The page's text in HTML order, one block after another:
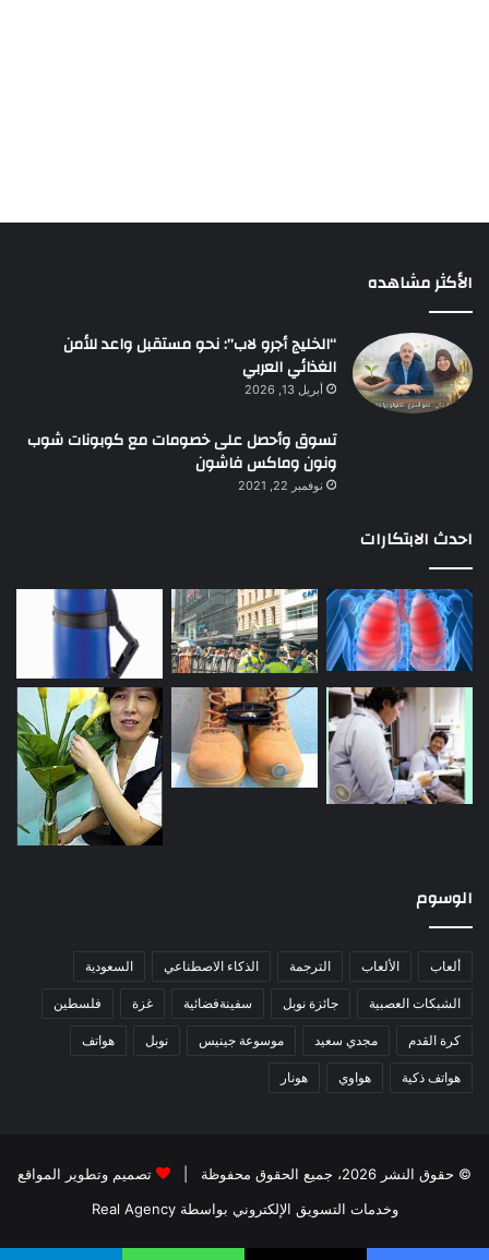
الأكثر مشاهده
“الخليج أجرو لاب”: نحو مستقبل واعد للأمن
الغذائي العربي
أبريل 13, 2026
تسوق وأحصل على خصومات مع كوبونات شوب
ونون وماكس فاشون
نوفمبر 22, 2021
احدث الابتكارات
الوسوم
ألعاب الألعاب الترجمة الذكاء الاصطناعي السعودية
الشبكات العصبية جائزة نوبل سفينةفضائية غزة فلسطين
كرة القدم مجدي سعيد موسوعة جينيس نوبل هواتف
هواتف ذكية هواوي هونار
© حقوق النشر 2026، جميع الحقوق محفوظة |
تصميم وتطوير المواقع
وخدمات التسويق الإلكتروني بواسطة Real Agency